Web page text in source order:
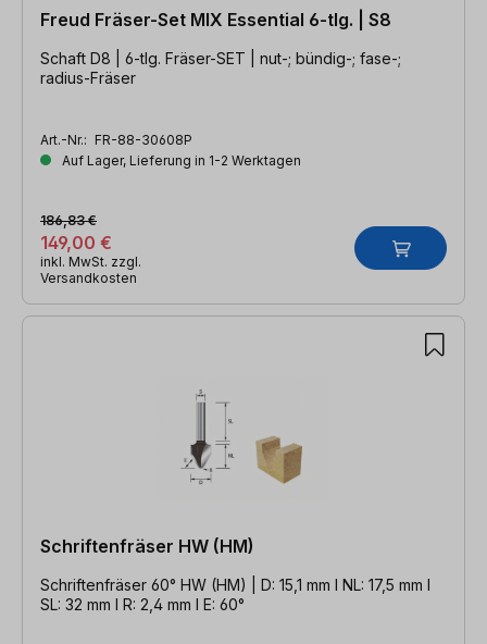
Freud Fräser-Set MIX Essential 6-tlg. | S8
Schaft D8 | 6-tlg. Fräser-SET | nut-; bündig-; fase-;
radius-Fräser
Art.-Nr.: FR-88-30608P
Auf Lager, Lieferung in 1-2 Werktagen
149,00 €
186,83 €
inkl. MwSt. zzgl.
Versandkosten
Schriftenfräser HW (HM)
Schriftenfräser 60° HW (HM) | D: 15,1 mm l NL: 17,5 mm l
SL: 32 mm l R: 2,4 mm l E: 60°